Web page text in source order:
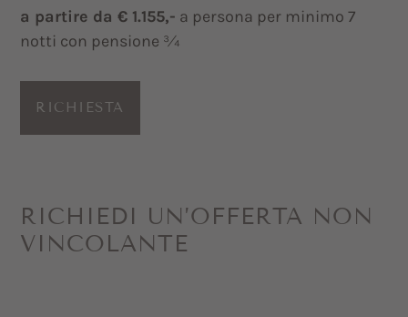
a partire da € 1.155,- a persona per minimo 7
notti con pensione ¾
RICHIESTA
RICHIEDI UN’OFFERTA NON
VINCOLANTE